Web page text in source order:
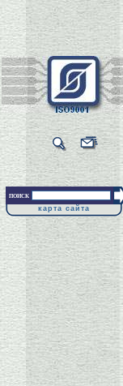
поиск
карта сайта